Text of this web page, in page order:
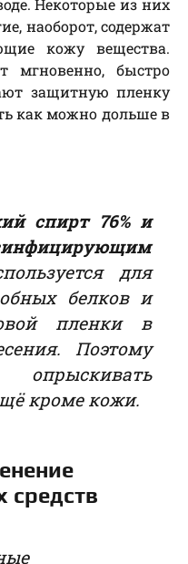
Некоторые из них
наоборот, содержат
кожу вещества.
мгновенно, быстро
защитную пленку
как можно дольше в
спирт 76% и
для
белков и
пленки в
Поэтому
кроме кожи.